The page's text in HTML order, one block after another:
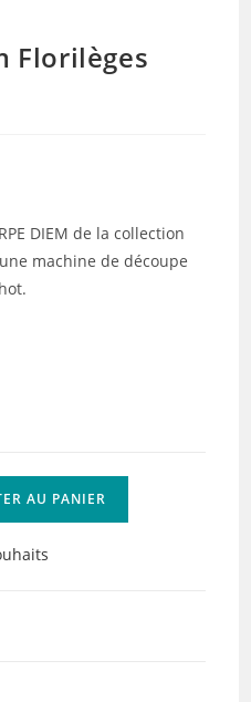
Florilèges
DIEM de la collection
machine de découpe
AU PANIER